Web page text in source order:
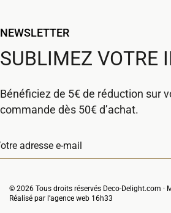
NEWSLETTER
SUBLIMEZ VOTRE
Bénéficiez de 5€ de réduction sur
commande dès 50€ d’achat.
© 2026 Tous droits réservés Deco-Delight.com ·
Réalisé par l’agence web 16h33